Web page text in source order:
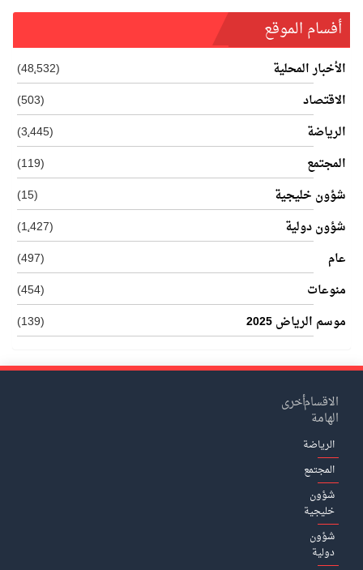
أفسام الموقع
الأخبار المحلية
(48٬532)
الاقتصاد
(503)
الرياضة
(3٬445)
المجتمع
(119)
شؤون خليجية
(15)
شؤون دولية
(1٬427)
عام
(497)
منوعات
(454)
موسم الرياض 2025
(139)
الاقسام
الهامة
الرياضة
المجتمع
شؤون
خليجية
شؤون
دولية
أخرى